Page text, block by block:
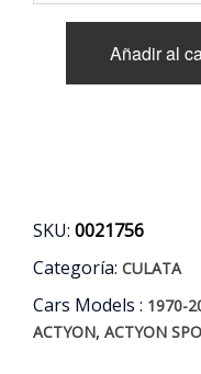
SSANGYONG
06/11
cantidad
Añadir al
SKU: 0021756
Categoría: CULATA
Cars Models : 1970-
ACTYON, ACTYON